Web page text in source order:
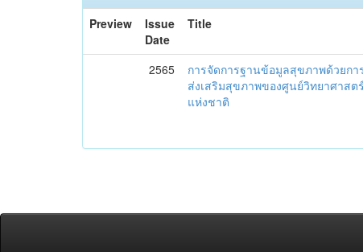
Preview
Issue
Date
Title
2565
การจัดการฐานข้อมูลสุขภาพด้วยก
ส่งเสริมสุขภาพของศูนย์วิทยาศาส
แห่งชาติ